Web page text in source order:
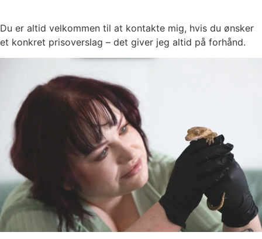
Du er altid velkommen til at kontakte mig, hvis du ønsker
et konkret prisoverslag – det giver jeg altid på forhånd.